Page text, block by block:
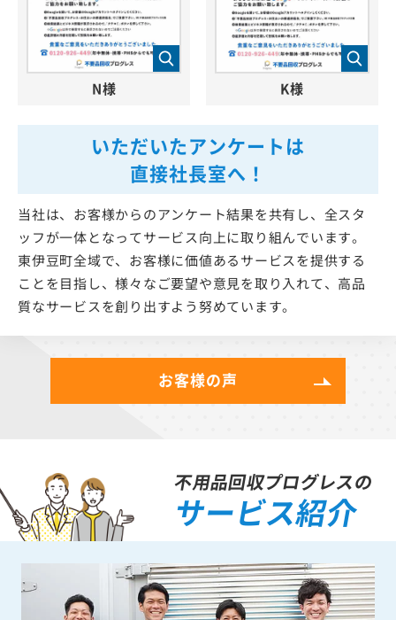
いただいたアンケートは
直接社長室へ！
当社は、お客様からのアンケート結果を共有し、全スタ
ッフが一体となってサービス向上に取り組んでいます。
東伊豆町全域で、お客様に価値あるサービスを提供する
ことを目指し、様々なご要望や意見を取り入れて、高品
質なサービスを創り出すよう努めています。
N様 K様
お客様の声
不用品回収プログレスの
サービス紹介